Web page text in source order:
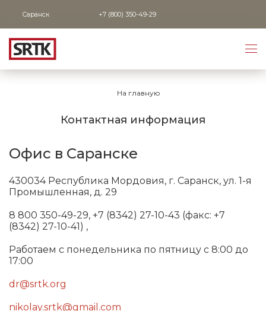
Саранск +7 (800) 350-49-29
На главную
Контактная информация
Офис в Саранске
430034 Республика Мордовия, г. Саранск, ул. 1-я
Промышленная, д. 29
8 800 350-49-29, +7 (8342) 27-10-43 (факс: +7
(8342) 27-10-41) ,
Работаем с понедельника по пятницу с 8:00 до
17:00
dr@srtk.org
nikolay.srtk@gmail.com